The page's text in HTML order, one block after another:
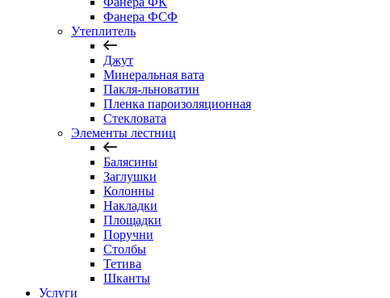
Фанера ФСФ
Утеплитель
Джут
Минеральная вата
Пакля-льноватин
Пленка пароизоляционная
Стекловата
Элементы лестниц
Балясины
Заглушки
Колонны
Накладки
Площадки
Поручни
Столбы
Тетива
Шканты
Услуги